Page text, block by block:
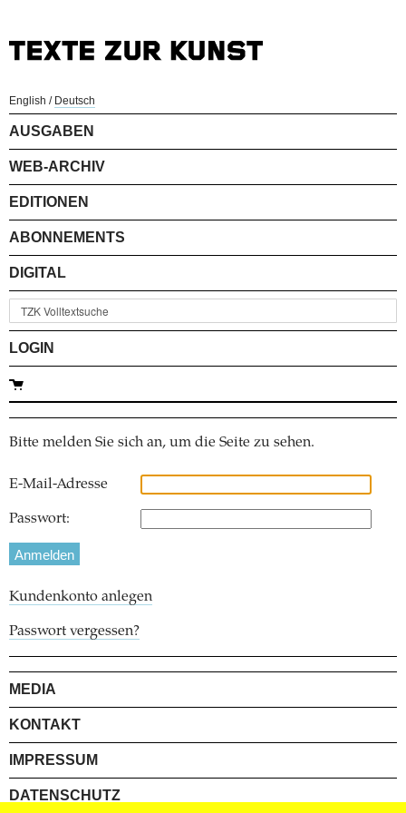
English / Deutsch
AUSGABEN
WEB-ARCHIV
EDITIONEN
ABONNEMENTS
DIGITAL
LOGIN
Bitte melden Sie sich an, um die Seite zu sehen.
E-Mail-Adresse
Passwort:
Kundenkonto anlegen
Passwort vergessen?
MEDIA
KONTAKT
IMPRESSUM
DATENSCHUTZ